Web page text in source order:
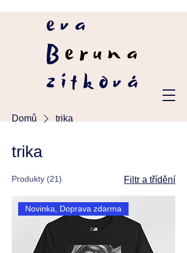
eva
B eruna
zítková
Domů trika
trika
Produkty (21) Filtr a třídění
Novinka, Doprava zdarma